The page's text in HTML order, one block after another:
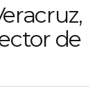
de